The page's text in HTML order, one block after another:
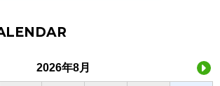
2026年8月